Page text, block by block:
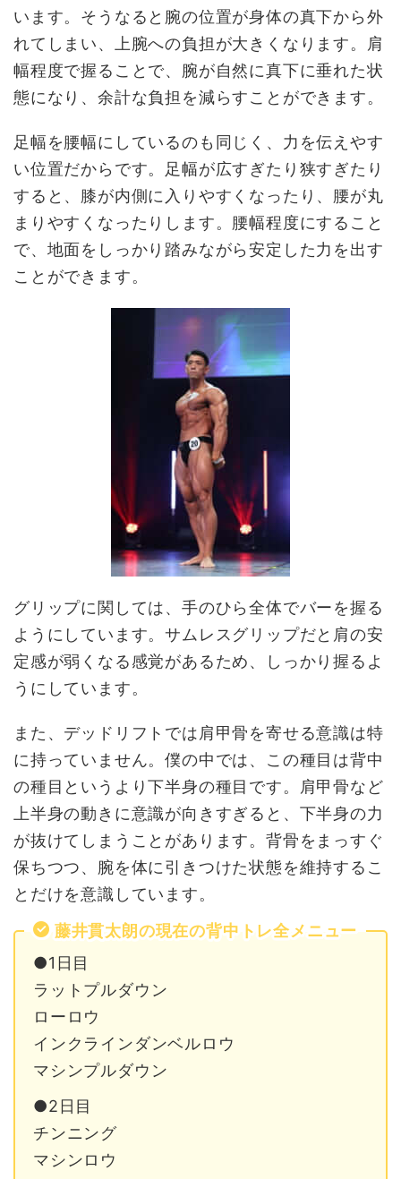
います。そうなると腕の位置が身体の真下から外
れてしまい、上腕への負担が大きくなります。肩
幅程度で握ることで、腕が自然に真下に垂れた状
態になり、余計な負担を減らすことができます。
足幅を腰幅にしているのも同じく、力を伝えやす
い位置だからです。足幅が広すぎたり狭すぎたり
すると、膝が内側に入りやすくなったり、腰が丸
まりやすくなったりします。腰幅程度にすること
で、地面をしっかり踏みながら安定した力を出す
ことができます。
グリップに関しては、手のひら全体でバーを握る
ようにしています。サムレスグリップだと肩の安
定感が弱くなる感覚があるため、しっかり握るよ
うにしています。
また、デッドリフトでは肩甲骨を寄せる意識は特
に持っていません。僕の中では、この種目は背中
の種目というより下半身の種目です。肩甲骨など
上半身の動きに意識が向きすぎると、下半身の力
が抜けてしまうことがあります。背骨をまっすぐ
保ちつつ、腕を体に引きつけた状態を維持するこ
とだけを意識しています。
藤井貫太朗の現在の背中トレ全メニュー
●1日目
ラットプルダウン
ローロウ
インクラインダンベルロウ
マシンプルダウン
●2日目
チンニング
マシンロウ